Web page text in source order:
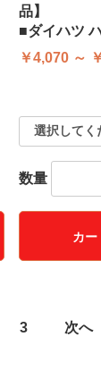
品】
■ダイハツ
￥4,070 ～
数量
カー
3 次へ